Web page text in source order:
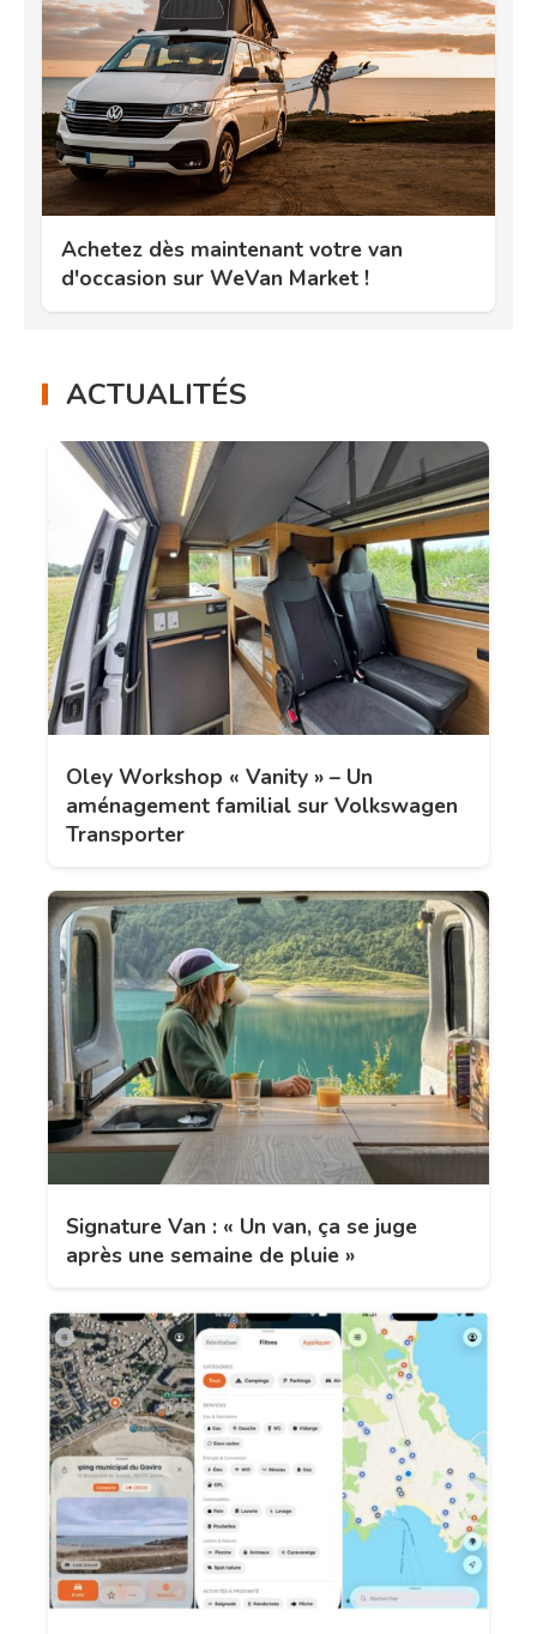
Achetez dès maintenant votre van
d'occasion sur WeVan Market !
ACTUALITÉS
Oley Workshop « Vanity » – Un
aménagement familial sur Volkswagen
Transporter
Signature Van : « Un van, ça se juge
après une semaine de pluie »